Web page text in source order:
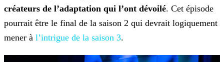
créateurs de l’adaptation qui l’ont dévoilé. Cet épisode
pourrait être le final de la saison 2 qui devrait logiquement
mener à l’intrigue de la saison 3.